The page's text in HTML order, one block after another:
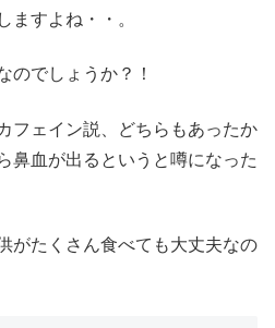
ますよね・・。
のでしょうか？！
フェイン説、どちらもあったか
鼻血が出るというと噂になった
がたくさん食べても大丈夫なの